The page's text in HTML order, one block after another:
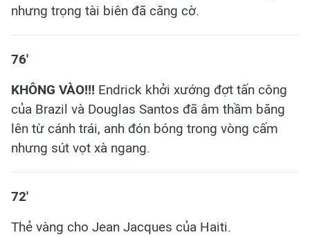
nhưng trọng tài biên đã căng cờ.
76'
KHÔNG VÀO!!! Endrick khởi xướng đợt tấn công
của Brazil và Douglas Santos đã âm thầm băng
lên từ cánh trái, anh đón bóng trong vòng cấm
nhưng sút vọt xà ngang.
72'
Thẻ vàng cho Jean Jacques của Haiti.